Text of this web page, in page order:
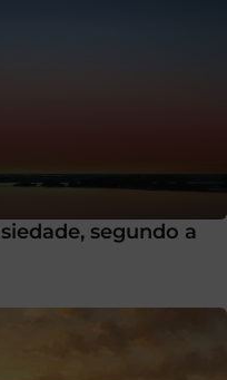
segundo a